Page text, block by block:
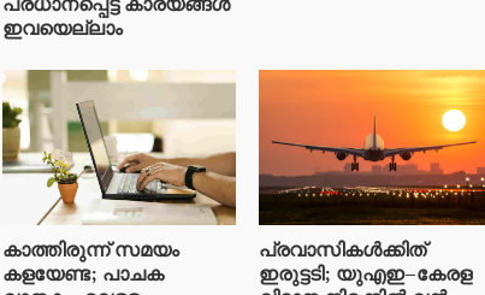
ഇവയെല്ലാം
കാത്തിരുന്ന് സമയം
കളയേണ്ട; പാചക
പ്രവാസികൾക്കിത്
ഇരുട്ടടി; യുഎഇ–കേരള